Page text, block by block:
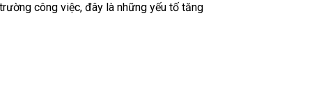
công việc, đây là những yếu tố tăng